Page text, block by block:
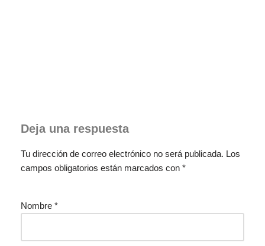
Deja una respuesta
Tu dirección de correo electrónico no será publicada. Los
campos obligatorios están marcados con *
Nombre *